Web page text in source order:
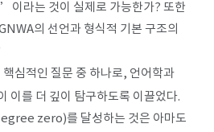
이라는 것이 실제로 가능한가? 또한
의 선언과 형식적 기본 구조의
핵심적인 질문 중 하나로, 언어학과
이를 더 깊이 탐구하도록 이끌었다.
zero)를 달성하는 것은 아마도